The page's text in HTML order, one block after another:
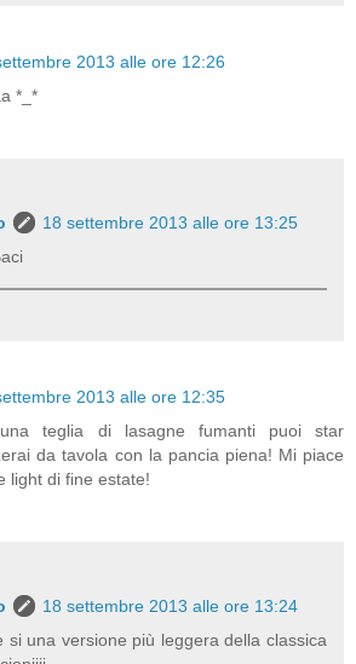
2013 alle ore 12:26
*_*
18 settembre 2013 alle ore 13:25
2013 alle ore 12:35
teglia di lasagne fumanti puoi star
da tavola con la pancia piena! Mi piace
light di fine estate!
18 settembre 2013 alle ore 13:24
si una versione più leggera della classica